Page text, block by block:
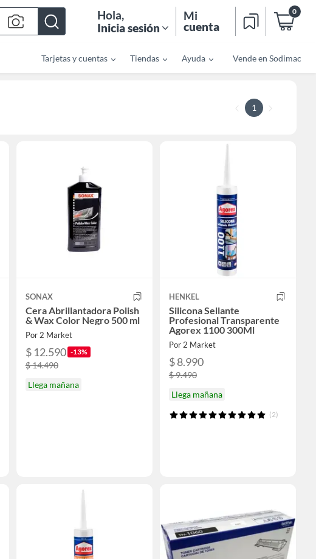
Hola,
Inicia sesión
Mi
cuenta
0
Tarjetas y cuentas Tiendas Ayuda Vende en Sodimac
1
SONAX
Cera Abrillantadora Polish
& Wax Color Negro 500 ml
Por 2 Market
$ 12.590 -13%
$ 14.490
Llega mañana
HENKEL
Silicona Sellante
Profesional Transparente
Agorex 1100 300Ml
Por 2 Market
$ 8.990
$ 9.490
Llega mañana
(2)